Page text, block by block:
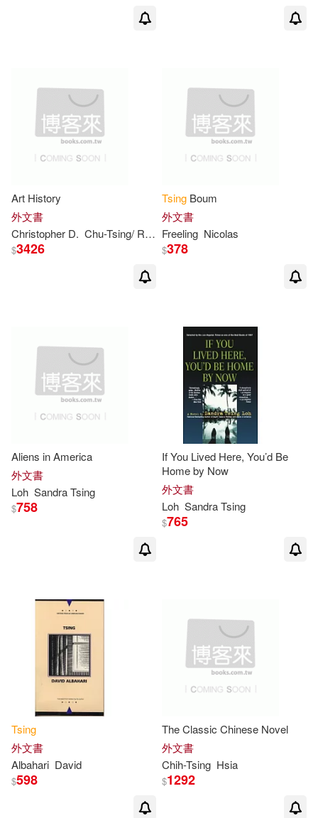
Anna (EDT)/ Swanson(2)
Anna Lowenhaupt/ Ericksen(2)
Brosius(2)
Carol (EDT)/ Tsing(2)
Charles (EDT)(2)
Chu-Tsing/ Rhie(2)
David/ Addiss(2) Deger(2)
Elaine (EDT)/ Bubandt(2)
Freeling(2)
Hsia(2)
J. Peter (EDT)/ Tsing(2)
Jennifer(2)
Keleman Saxena(2)
Marilyn/ Cateforis(2)
二十張出版(2) 八旗文化(2)
Critical Thinking Co(1)
Midpoint Trade Books Inc(1)
New Pacific Pr(1)
Univ of Hawaii Pr(1)
Univ of Minnesota Pr(1)
環球 Verve(1) 麥田(1)
可海外宅配(77)
可港澳店取(69)
可菲律賓店取(69)
電子書 (可複選)
其他
現在可購買商品(29)
範圍
Art History
外文書
Christopher D. Chu-Tsing/ Rhie David/ Addiss Marilyn/ Cateforis
$3426
Tsing Boum
外文書
Freeling Nicolas
$378
Aliens in America
外文書
Loh SandraTsing
$758
If You Lived Here, You’d Be
Home by Now
外文書
Loh SandraTsing
$765
Tsing
外文書
Albahari David
$598
The Classic Chinese Novel
外文書
Chih-Tsing Hsia
$1292